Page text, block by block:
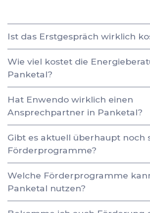
Ist das Erstgespräch wirklich
Wie viel kostet die
Panketal?
Hat Enwendo wirklich einen
Ansprechpartner in Panketal?
Gibt es aktuell überhaupt noch
Förderprogramme?
Welche Förderprogramme
Panketal nutzen?